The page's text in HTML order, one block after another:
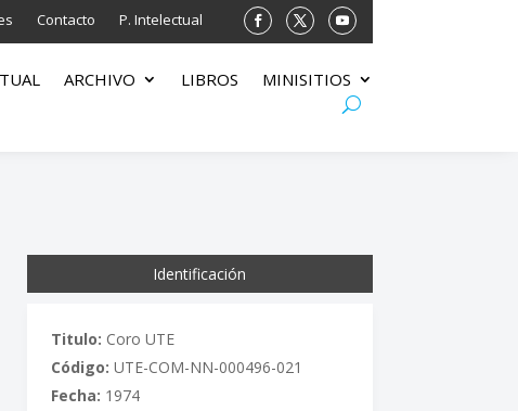
Contacto P. Intelectual
ARCHIVO LIBROS MINISITIOS
Identificación
Titulo: Coro UTE
Código: UTE-COM-NN-000496-021
Fecha: 1974